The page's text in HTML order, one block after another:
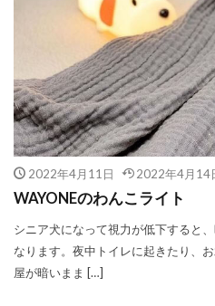
2022年4月11日 2022年4月14
WAYONEのわんこライト
シニア犬になって視力が低下すると
なります。夜中トイレに起きたり、
屋が暗いまま […]